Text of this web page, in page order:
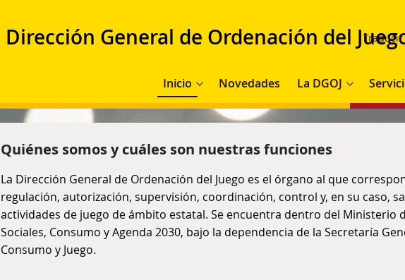
Dirección General de Ordenación del
Navegación principal
Inicio Novedades La DGOJ
Quiénes somos y cuáles son nuestras funciones
La Dirección General de Ordenación del Juego es el órgano al que
regulación, autorización, supervisión, coordinación, control y, en su caso,
actividades de juego de ámbito estatal. Se encuentra dentro del Ministerio
Sociales, Consumo y Agenda 2030, bajo la dependencia de la Secretaría
Consumo y Juego.